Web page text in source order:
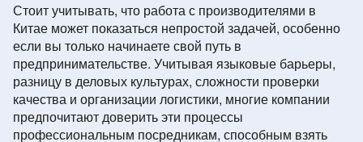
Стоит учитывать, что работа с производителями в
Китае может показаться непростой задачей, особенно
если вы только начинаете свой путь в
предпринимательстве. Учитывая языковые барьеры,
разницу в деловых культурах, сложности проверки
качества и организации логистики, многие компании
предпочитают доверить эти процессы
профессиональным посредникам, способным взять